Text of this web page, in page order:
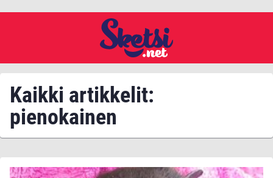
Kaikki artikkelit:
pienokainen